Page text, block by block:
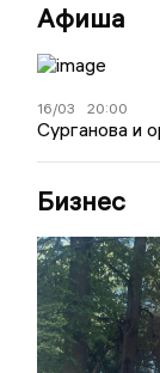
Афиша
16/03 20:00
Сурганова и
Бизнес